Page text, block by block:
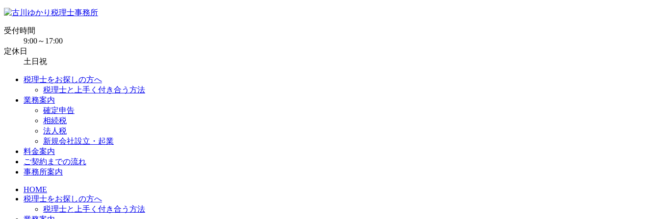
受付時間
9:00～17:00
定休日
土日祝
税理士をお探しの方へ
税理士と上手く付き合う方法
業務案内
確定申告
相続税
法人税
新規会社設立・起業
料金案内
ご契約までの流れ
事務所案内
HOME
税理士をお探しの方へ
税理士と上手く付き合う方法